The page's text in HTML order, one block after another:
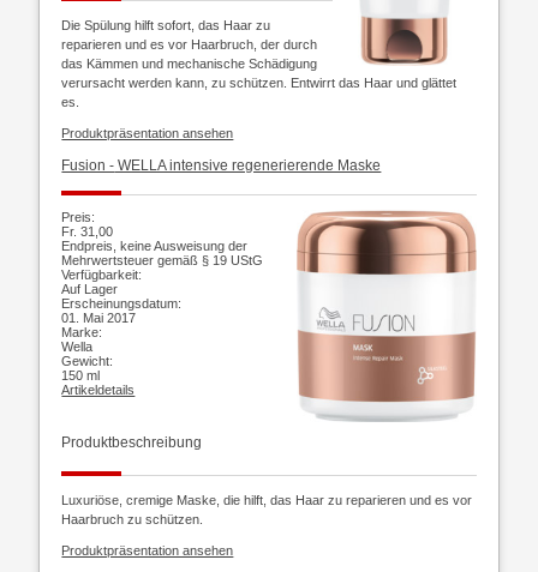
Die Spülung hilft sofort, das Haar zu
reparieren und es vor Haarbruch, der durch
das Kämmen und mechanische Schädigung
verursacht werden kann, zu schützen. Entwirrt das Haar und glättet
es.
Produktpräsentation ansehen
Fusion - WELLA intensive regenerierende Maske
Preis:
Fr. 31,00
Endpreis, keine Ausweisung der
Mehrwertsteuer gemäß § 19 UStG
Verfügbarkeit:
Auf Lager
Erscheinungsdatum:
01. Mai 2017
Marke:
Wella
Gewicht:
150 ml
Artikeldetails
Produktbeschreibung
Luxuriöse, cremige Maske, die hilft, das Haar zu reparieren und es vor
Haarbruch zu schützen.
Produktpräsentation ansehen